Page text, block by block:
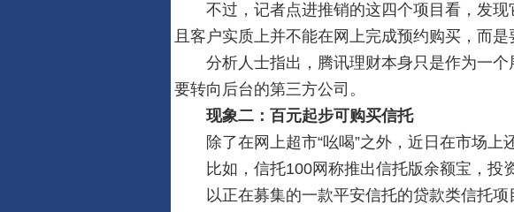
不过，记者点进推销的这四个项目看，发现
且客户实质上并不能在网上完成预约购买，而
分析人士指出，腾讯理财本身只是作为一个
要转向后台的第三方公司。
现象二：百元起步可购买信托
除了在网上超市“吆喝”之外，近日在市场上
比如，信托100网称推出信托版余额宝，投资
以正在募集的一款平安信托的贷款类信托项